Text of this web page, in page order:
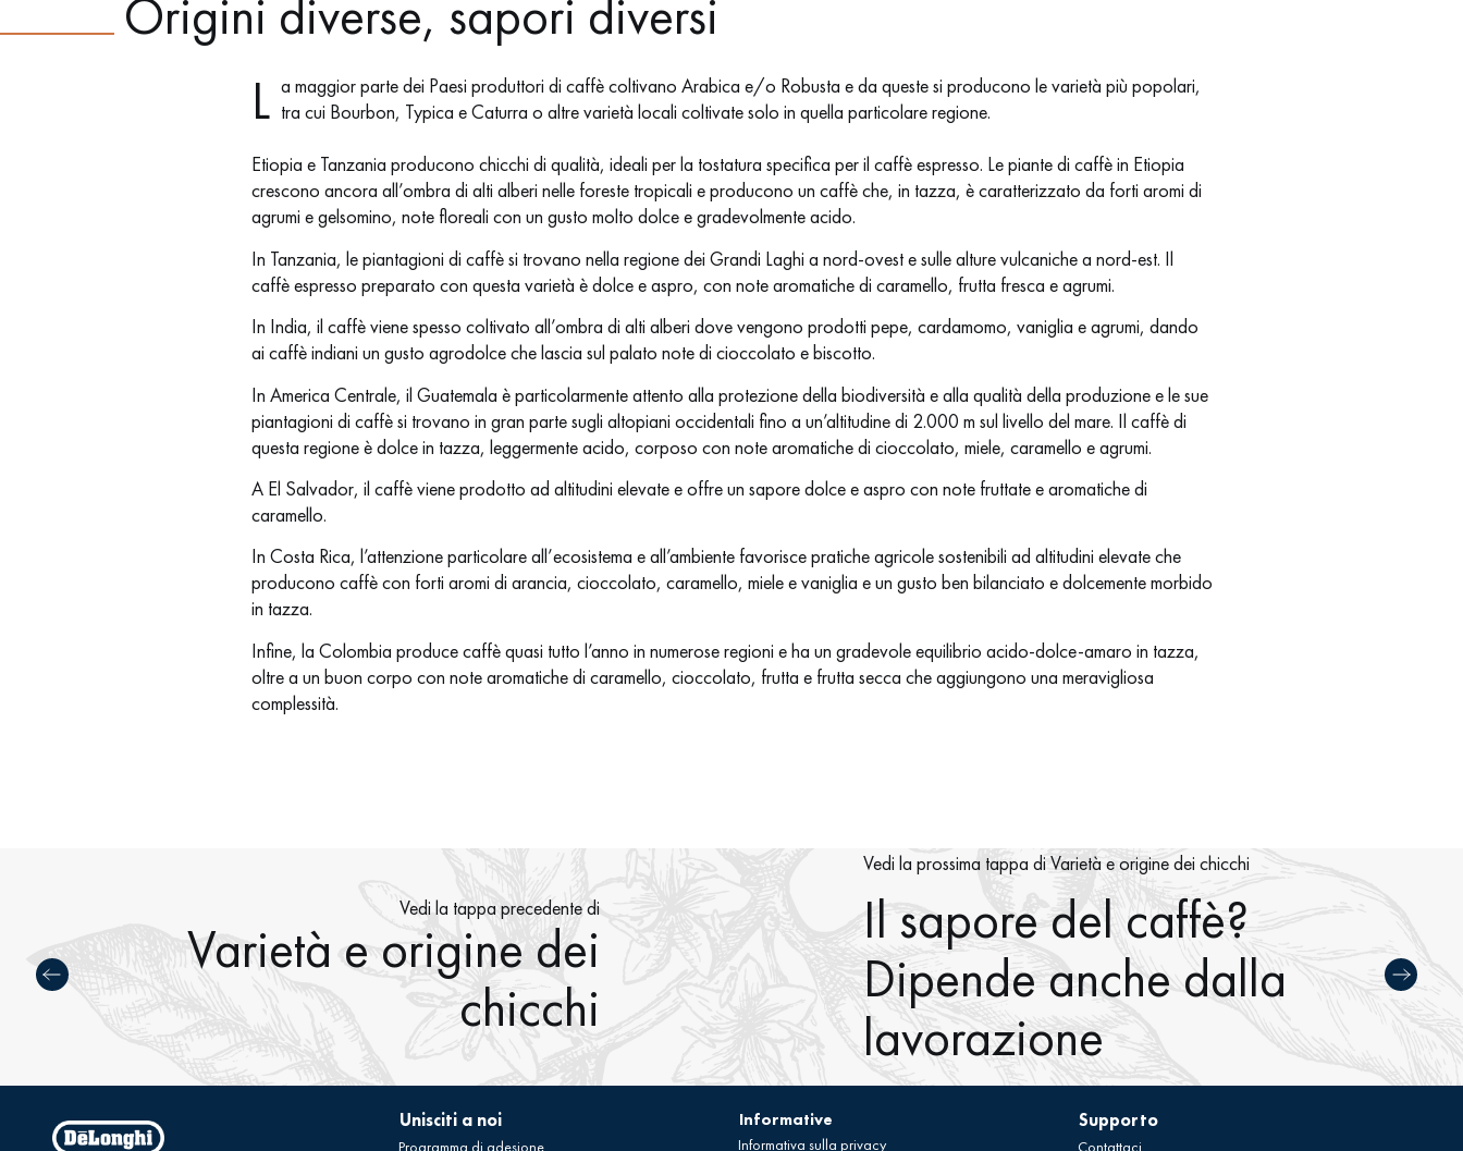
Origini diverse, sapori diversi
L a maggior parte dei Paesi produttori di caffè coltivano Arabica e/o Robusta e da queste si producono le varietà più popolari,
tra cui Bourbon, Typica e Caturra o altre varietà locali coltivate solo in quella particolare regione.
Etiopia e Tanzania producono chicchi di qualità, ideali per la tostatura specifica per il caffè espresso. Le piante di caffè in Etiopia
crescono ancora all’ombra di alti alberi nelle foreste tropicali e producono un caffè che, in tazza, è caratterizzato da forti aromi di
agrumi e gelsomino, note floreali con un gusto molto dolce e gradevolmente acido.
In Tanzania, le piantagioni di caffè si trovano nella regione dei Grandi Laghi a nord-ovest e sulle alture vulcaniche a nord-est. Il
caffè espresso preparato con questa varietà è dolce e aspro, con note aromatiche di caramello, frutta fresca e agrumi.
In India, il caffè viene spesso coltivato all’ombra di alti alberi dove vengono prodotti pepe, cardamomo, vaniglia e agrumi, dando
ai caffè indiani un gusto agrodolce che lascia sul palato note di cioccolato e biscotto.
In America Centrale, il Guatemala è particolarmente attento alla protezione della biodiversità e alla qualità della produzione e le sue
piantagioni di caffè si trovano in gran parte sugli altopiani occidentali fino a un’altitudine di 2.000 m sul livello del mare. Il caffè di
questa regione è dolce in tazza, leggermente acido, corposo con note aromatiche di cioccolato, miele, caramello e agrumi.
A El Salvador, il caffè viene prodotto ad altitudini elevate e offre un sapore dolce e aspro con note fruttate e aromatiche di
caramello.
In Costa Rica, l’attenzione particolare all’ecosistema e all’ambiente favorisce pratiche agricole sostenibili ad altitudini elevate che
producono caffè con forti aromi di arancia, cioccolato, caramello, miele e vaniglia e un gusto ben bilanciato e dolcemente morbido
in tazza.
Infine, la Colombia produce caffè quasi tutto l’anno in numerose regioni e ha un gradevole equilibrio acido-dolce-amaro in tazza,
oltre a un buon corpo con note aromatiche di caramello, cioccolato, frutta e frutta secca che aggiungono una meravigliosa
complessità.
Vedi la tappa precedente di
Varietà e origine dei
chicchi
Vedi la prossima tappa di Varietà e origine dei chicchi
Il sapore del caffè?
Dipende anche dalla
lavorazione
Unisciti a noi
Programma di adesione
Informative
Informativa sulla privacy
Supporto
Contattaci